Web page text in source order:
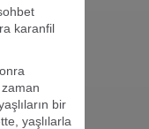
karanfil
bir
yaşlılarla